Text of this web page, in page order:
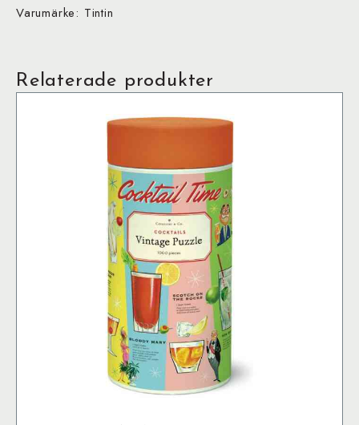
Varumärke: Tintin
Relaterade produkter